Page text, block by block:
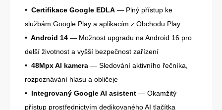
• Certifikace Google EDLA — Plný přístup ke
službám Google Play a aplikacím z Obchodu Play
• Android 14 — Možnost upgradu na Android 16 pro
delší životnost a vyšší bezpečnost zařízení
• 48Mpx AI kamera — Sledování aktivního řečníka,
rozpoznávání hlasu a obličeje
• Integrovaný Google AI asistent — Okamžitý
přístup prostřednictvím dedikovaného AI tlačítka